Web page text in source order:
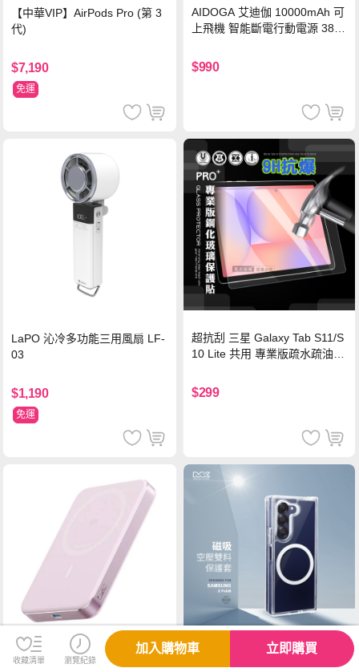
【中華VIP】AirPods Pro (第 3
代)
$7,190
免運
AIDOGA 艾迪伽 10000mAh 可
上飛機 智能斷電行動電源 38.5
灣BSMI/中國CCC/歐美CE/FCC
認證
$990
LaPO 沁冷多功能三用風扇 LF-
03
$1,190
免運
超抗刮 三星 Galaxy Tab S11/S
10 Lite 共用 專業版疏水疏油9
$299
Anker A1664 10000mAh Qi2
收藏清單 瀏覽紀錄
加入購物車 立即購買